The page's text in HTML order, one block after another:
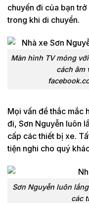
chuyến đi của bạn
trong khi di chuyển.
Màn hình TV mỏng
cách âm
Mọi vấn đề thắc mắc
đi, Sơn Nguyễn luôn
cấp các thiết bị xe.
tiện nghi cho quý
Sơn Nguyễn luôn
các